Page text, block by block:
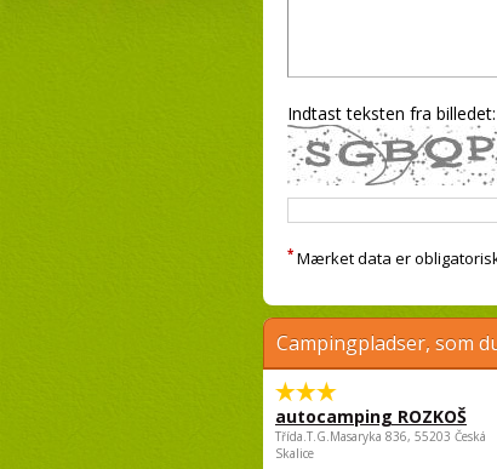
Indtast teksten fra billedet:
* Mærket data er
Campingpladser, som
autocamping ROZKOŠ
Třída.T.G.Masaryka 836, 55203 Česká
Skalice